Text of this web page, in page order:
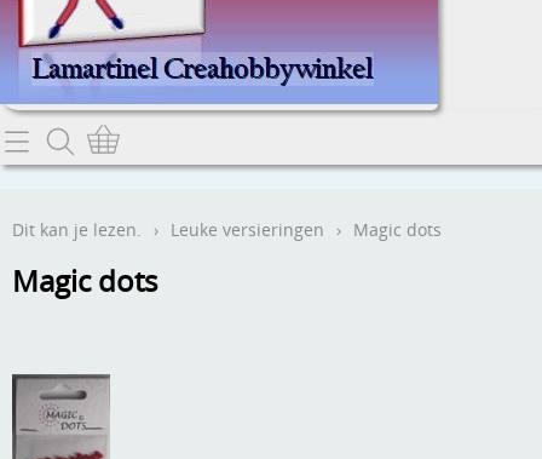
Home
A, ja, op is op
Aanbiedingen
Algemene voorwaarden
Verzend - en verpakkingsk
Dit kan je lezen. › Leuke versieringen › Magic dots
Magic dots